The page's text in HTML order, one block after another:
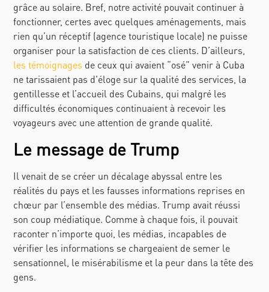
grâce au solaire. Bref, notre activité pouvait continuer à
fonctionner, certes avec quelques aménagements, mais
rien qu’un réceptif (agence touristique locale) ne puisse
organiser pour la satisfaction de ces clients. D’ailleurs,
les témoignages de ceux qui avaient “osé” venir à Cuba
ne tarissaient pas d'éloge sur la qualité des services, la
gentillesse et l’accueil des Cubains, qui malgré les
difficultés économiques continuaient à recevoir les
voyageurs avec une attention de grande qualité.
Le message de Trump
Il venait de se créer un décalage abyssal entre les
réalités du pays et les fausses informations reprises en
chœur par l’ensemble des médias. Trump avait réussi
son coup médiatique. Comme à chaque fois, il pouvait
raconter n’importe quoi, les médias, incapables de
vérifier les informations se chargeaient de semer le
sensationnel, le misérabilisme et la peur dans la tête des
gens.